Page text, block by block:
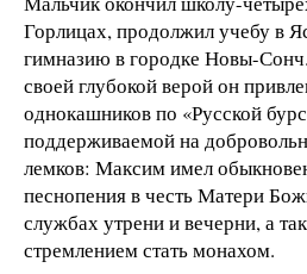
Горлицах, продолжил учебу в
гимназию в городке Новы-Сонч.
своей глубокой верой он
однокашников по «Русской
поддерживаемой на
лемков: Максим имел
песнопения в честь Матери
службах утрени и вечерни, а
стремлением стать монахом.